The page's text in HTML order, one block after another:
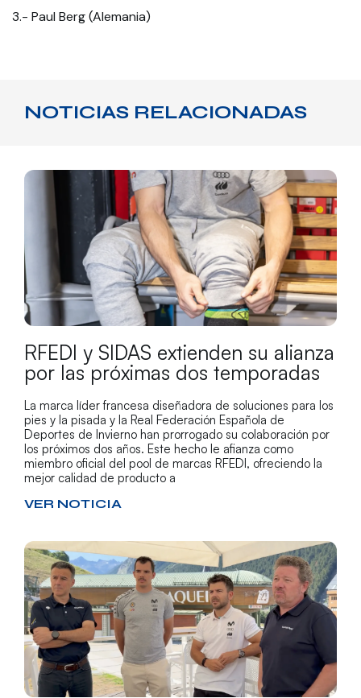
3.- Paul Berg (Alemania)
NOTICIAS RELACIONADAS
RFEDI y SIDAS extienden su alianza
por las próximas dos temporadas
La marca líder francesa diseñadora de soluciones para los
pies y la pisada y la Real Federación Española de
Deportes de Invierno han prorrogado su colaboración por
los próximos dos años. Este hecho le afianza como
miembro oficial del pool de marcas RFEDI, ofreciendo la
mejor calidad de producto a
VER NOTICIA